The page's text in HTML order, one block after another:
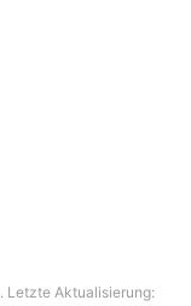
Letzte Aktualisierung: